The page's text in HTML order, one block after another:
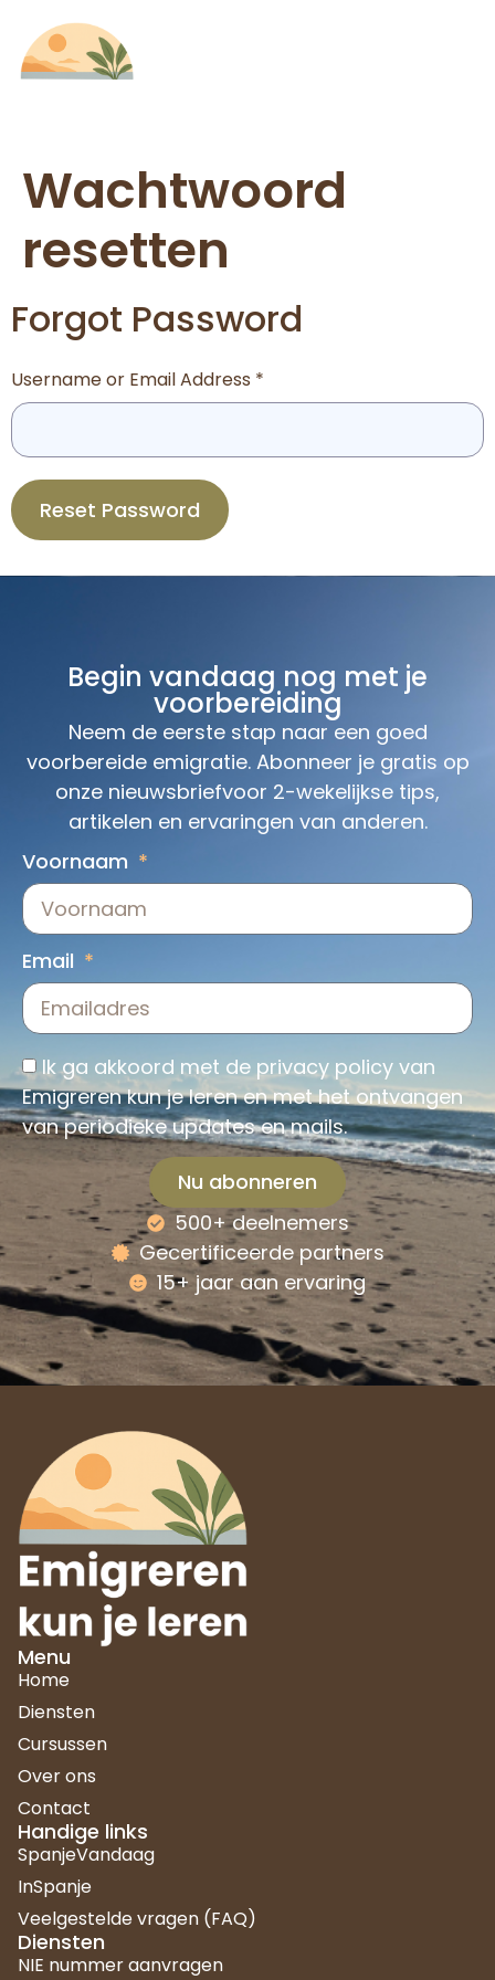
Wachtwoord
resetten
Forgot Password
Username or Email Address *
Begin vandaag nog met je
voorbereiding
Neem de eerste stap naar een goed
voorbereide emigratie. Abonneer je gratis op
onze nieuwsbriefvoor 2-wekelijkse tips,
artikelen en ervaringen van anderen.
Voornaam
Email
Ik ga akkoord met deprivacy policy van
Emigreren kun je leren en met het ontvangen
van periodieke updates en mails.
Nu abonneren
Alternative:
500+ deelnemers
Gecertificeerde partners
15+ jaar aan ervaring
Menu
Home
Diensten
Cursussen
Over ons
Contact
Handige links
SpanjeVandaag
InSpanje
Veelgestelde vragen (FAQ)
Diensten
NIE nummer aanvragen